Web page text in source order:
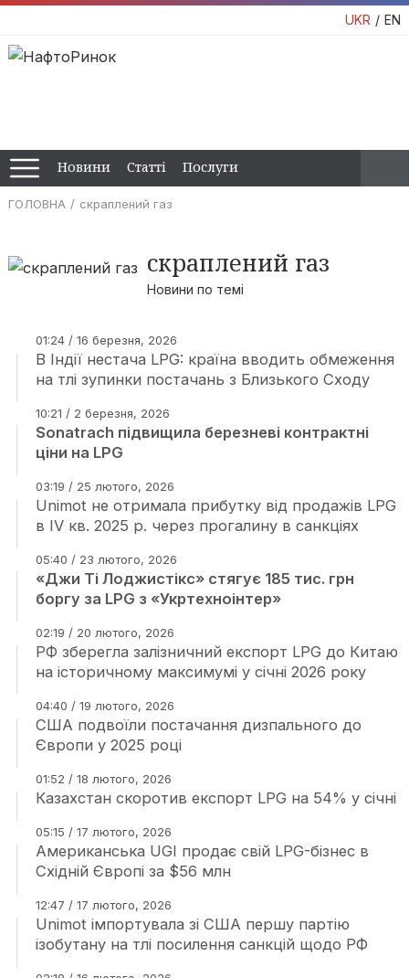
UKR EN
Новини Статті Послуги
ГОЛОВНА скраплений газ
скраплений газ
Новини по темі
01:24 / 16 березня, 2026
В Індії нестача LPG: країна вводить обмеження
на тлі зупинки постачань з Близького Сходу
10:21 / 2 березня, 2026
Sonatrach підвищила березневі контрактні
ціни на LPG
03:19 / 25 лютого, 2026
Unimot не отримала прибутку від продажів LPG
в IV кв. 2025 р. через прогалину в санкціях
05:40 / 23 лютого, 2026
«Джи Ті Лоджистікс» стягує 185 тис. грн
боргу за LPG з «Укртехноінтер»
02:19 / 20 лютого, 2026
РФ зберегла залізничний експорт LPG до Китаю
на історичному максимумі у січні 2026 року
04:40 / 19 лютого, 2026
США подвоїли постачання дизпального до
Європи у 2025 році
01:52 / 18 лютого, 2026
Казахстан скоротив експорт LPG на 54% у січні
05:15 / 17 лютого, 2026
Американська UGI продає свій LPG-бізнес в
Східній Європі за $56 млн
12:47 / 17 лютого, 2026
Unimot імпортувала зі США першу партію
ізобутану на тлі посилення санкцій щодо РФ